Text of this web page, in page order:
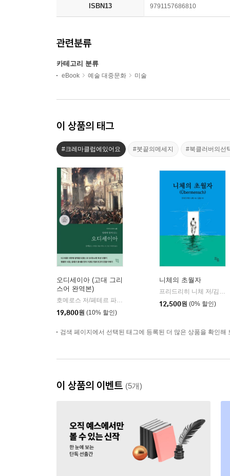
ISBN13 9791157686810
관련분류
카테고리 분류
eBook 예술 대중문화 미술
이 상품의 태그
#크레마클럽에있어요 #붓끝의메세지 #북클러버의선
오디세이아 (고대 그리
스어 완역본)
| 현대지성
19,800원 (10% 할인)
니체의 초월자
12,500원 (0% 할인)
검색 페이지에서 선택된 태그에 등록된 더 많은 상품을 확인해
이 상품의 이벤트 (5개)